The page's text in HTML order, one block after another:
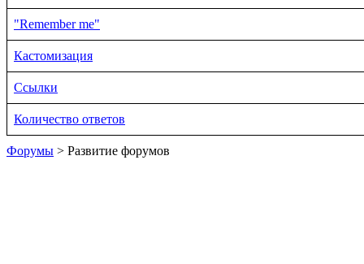
"Remember me"
Кастомизация
Ссылки
Количество ответов
Форумы > Развитие форумов